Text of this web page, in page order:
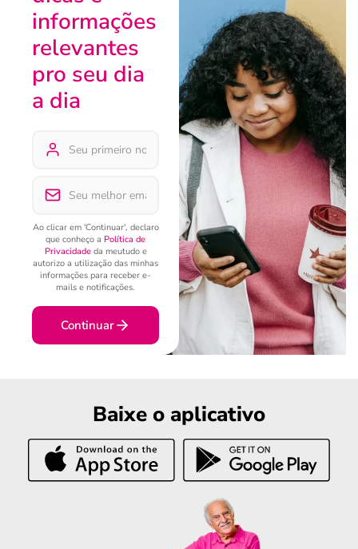
informações
relevantes
pro seu dia
a dia
Ao clicar em 'Continuar', declaro
que conheço a Política de
Privacidadeda meutudo e
autorizo a utilização das minhas
informações para receber e-
mails e notificações.
Continuar
Baixe o aplicativo